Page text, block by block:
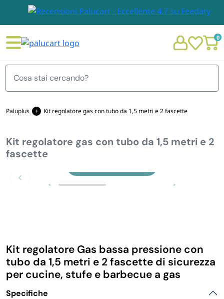
0
Menu
STOVIGLIE E TOVAGLIOLI
GIARDINO E ARREDO PER ESTERNO
CASA E PERSONA
Chi siamo
Personalizzazione Monouso
Paluplus Kit regolatore gas con tubo da 1,5 metri e 2 fascette
Kit regolatore gas con tubo da 1,5 metri e 2
fascette
Zoom
Kit regolatore Gas bassa pressione con
tubo da 1,5 metri e 2 fascette di sicurezza
per cucine, stufe e barbecue a gas
Specifiche